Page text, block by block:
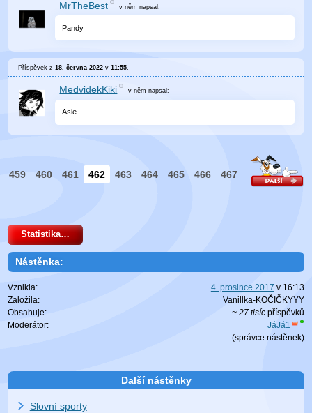
MrTheBest v němnapsal:
Pandy
Příspěvek z18. června 2022 v11:55
MedvidekKiki v němnapsal:
Asie
459 460 461 462 463 464 465 466 467
Statistika…
Nástěnka:
Vznikla: 4. prosince 2017 v 16:13
Založila:
Vanillka-KOČIČKYYY
Obsahuje:
~ 27 tisícpříspěvků
Moderátor:
JáJá1
(správce nástěnek)
Další nástěnky
Slovní sporty